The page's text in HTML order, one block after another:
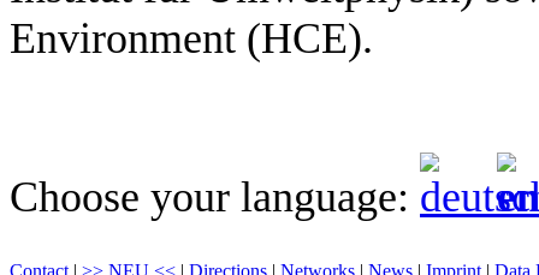
Environment (HCE).
Choose your language:
Contact | >> NEU << | Directions | Networks | News | Imprint | Data